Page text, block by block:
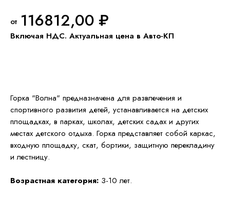
116812,00 ₽
Горка "Волна" предназначена для развлечения и
спортивного развития детей, устанавливается на детских
площадках, в парках, школах, детских садах и других
местах детского отдыха. Горка представляет собой каркас,
входную площадку, скат, бортики, защитную перекладину
и лестницу.
Возрастная категория: 3-10 лет.